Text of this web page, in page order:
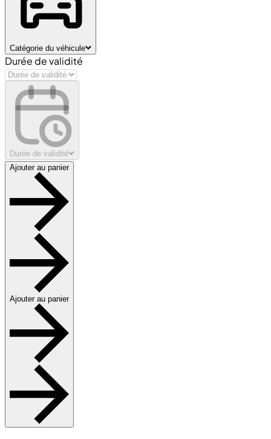
Catégorie du véhicule
Durée de validité
Durée de validité
Ajouter au panier
Ajouter au panier